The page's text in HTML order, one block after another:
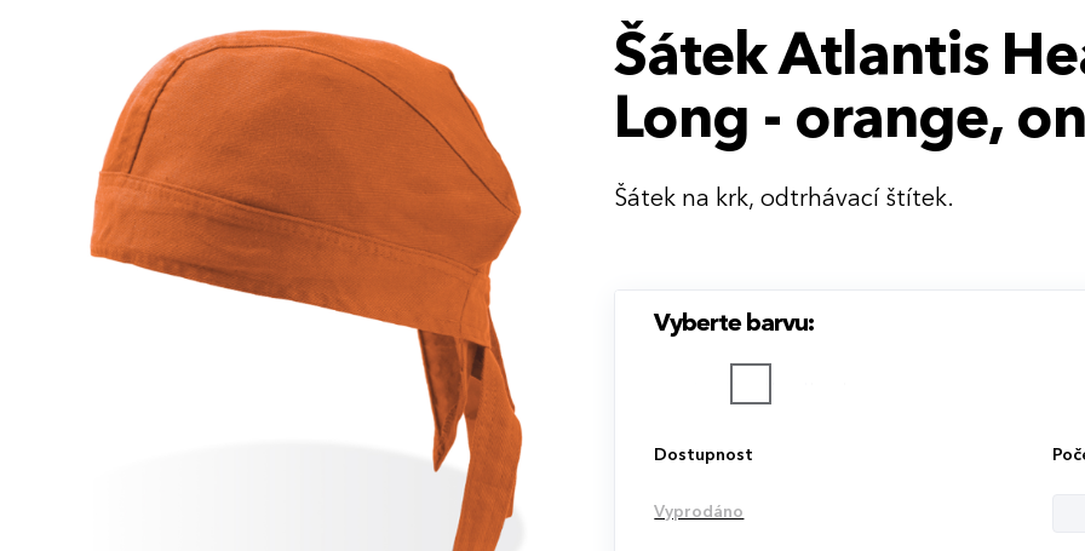
Šátek Atlantis
Long - orange,
Šátek na krk, odtrhávací štítek.
Vyberte barvu:
Dostupnost
Vyprodáno